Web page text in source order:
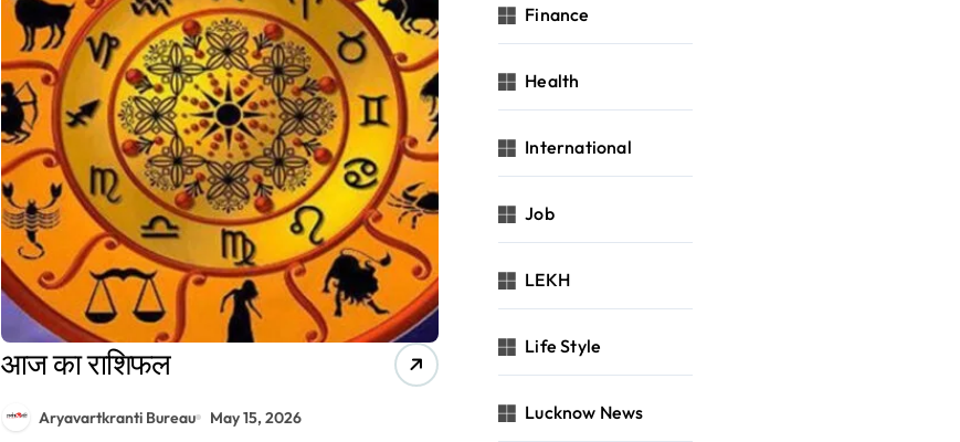
आज का राशिफल
Aryavartkranti Bureau May 15, 2026
Finance
Health
International
Job
LEKH
Life Style
Lucknow News